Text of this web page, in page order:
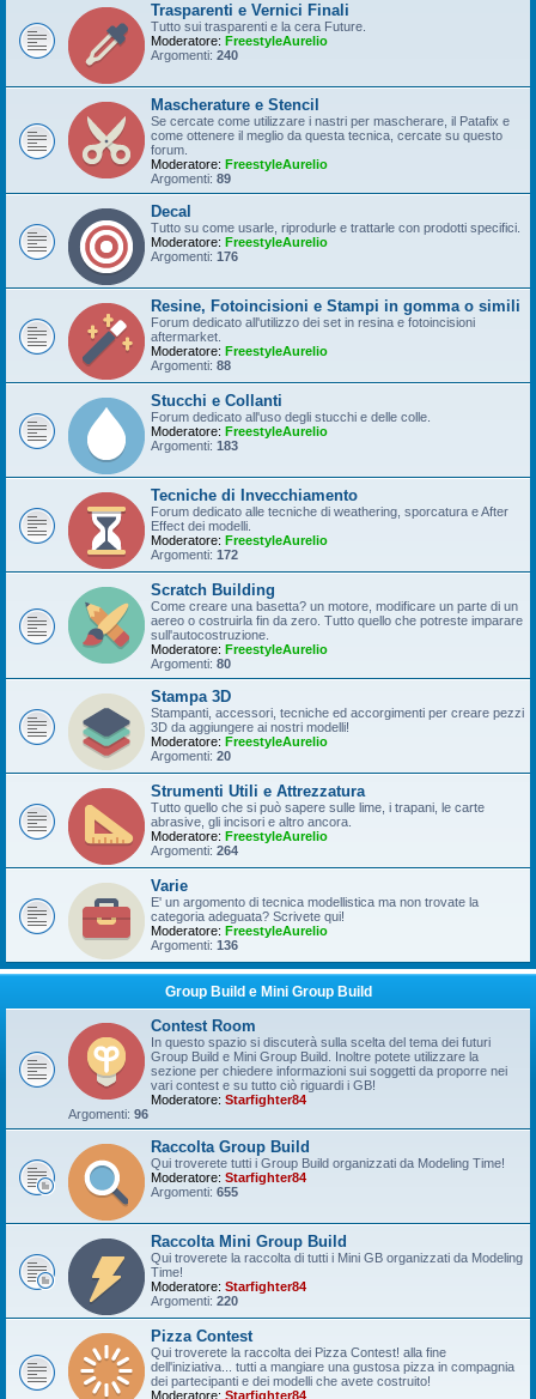
Trasparenti e Vernici Finali
Tutto sui trasparenti e la cera Future.
Moderatore: FreestyleAurelio
Argomenti: 240
Mascherature e Stencil
Se cercate come utilizzare i nastri per mascherare, il Patafix e
come ottenere il meglio da questa tecnica, cercate su questo
forum.
Moderatore: FreestyleAurelio
Argomenti: 89
Decal
Tutto su come usarle, riprodurle e trattarle con prodotti specifici.
Moderatore: FreestyleAurelio
Argomenti: 176
Resine, Fotoincisioni e Stampi in gomma o simili
Forum dedicato all'utilizzo dei set in resina e fotoincisioni
aftermarket.
Moderatore: FreestyleAurelio
Argomenti: 88
Stucchi e Collanti
Forum dedicato all'uso degli stucchi e delle colle.
Moderatore: FreestyleAurelio
Argomenti: 183
Tecniche di Invecchiamento
Forum dedicato alle tecniche di weathering, sporcatura e After
Effect dei modelli.
Moderatore: FreestyleAurelio
Argomenti: 172
Scratch Building
Come creare una basetta? un motore, modificare un parte di un
aereo o costruirla fin da zero. Tutto quello che potreste imparare
sull'autocostruzione.
Moderatore: FreestyleAurelio
Argomenti: 80
Stampa 3D
Stampanti, accessori, tecniche ed accorgimenti per creare pezzi
3D da aggiungere ai nostri modelli!
Moderatore: FreestyleAurelio
Argomenti: 20
Strumenti Utili e Attrezzatura
Tutto quello che si può sapere sulle lime, i trapani, le carte
abrasive, gli incisori e altro ancora.
Moderatore: FreestyleAurelio
Argomenti: 264
Varie
E' un argomento di tecnica modellistica ma non trovate la
categoria adeguata? Scrivete qui!
Moderatore: FreestyleAurelio
Argomenti: 136
Group Build e Mini Group Build
Contest Room
In questo spazio si discuterà sulla scelta del tema dei futuri
Group Build e Mini Group Build. Inoltre potete utilizzare la
sezione per chiedere informazioni sui soggetti da proporre nei
vari contest e su tutto ciò riguardi i GB!
Moderatore: Starfighter84
Argomenti: 96
Raccolta Group Build
Qui troverete tutti i Group Build organizzati da Modeling Time!
Moderatore: Starfighter84
Argomenti: 655
Raccolta Mini Group Build
Qui troverete la raccolta di tutti i Mini GB organizzati da Modeling
Time!
Moderatore: Starfighter84
Argomenti: 220
Pizza Contest
Qui troverete la raccolta dei Pizza Contest! alla fine
dell'iniziativa... tutti a mangiare una gustosa pizza in compagnia
dei partecipanti e dei modelli che avete costruito!
Moderatore: Starfighter84